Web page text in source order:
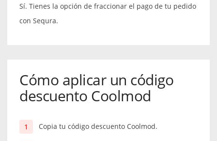
Sí. Tienes la opción de fraccionar el pago de tu pedido
con Sequra.
Cómo aplicar un código
descuento Coolmod
Copia tu código descuento Coolmod.